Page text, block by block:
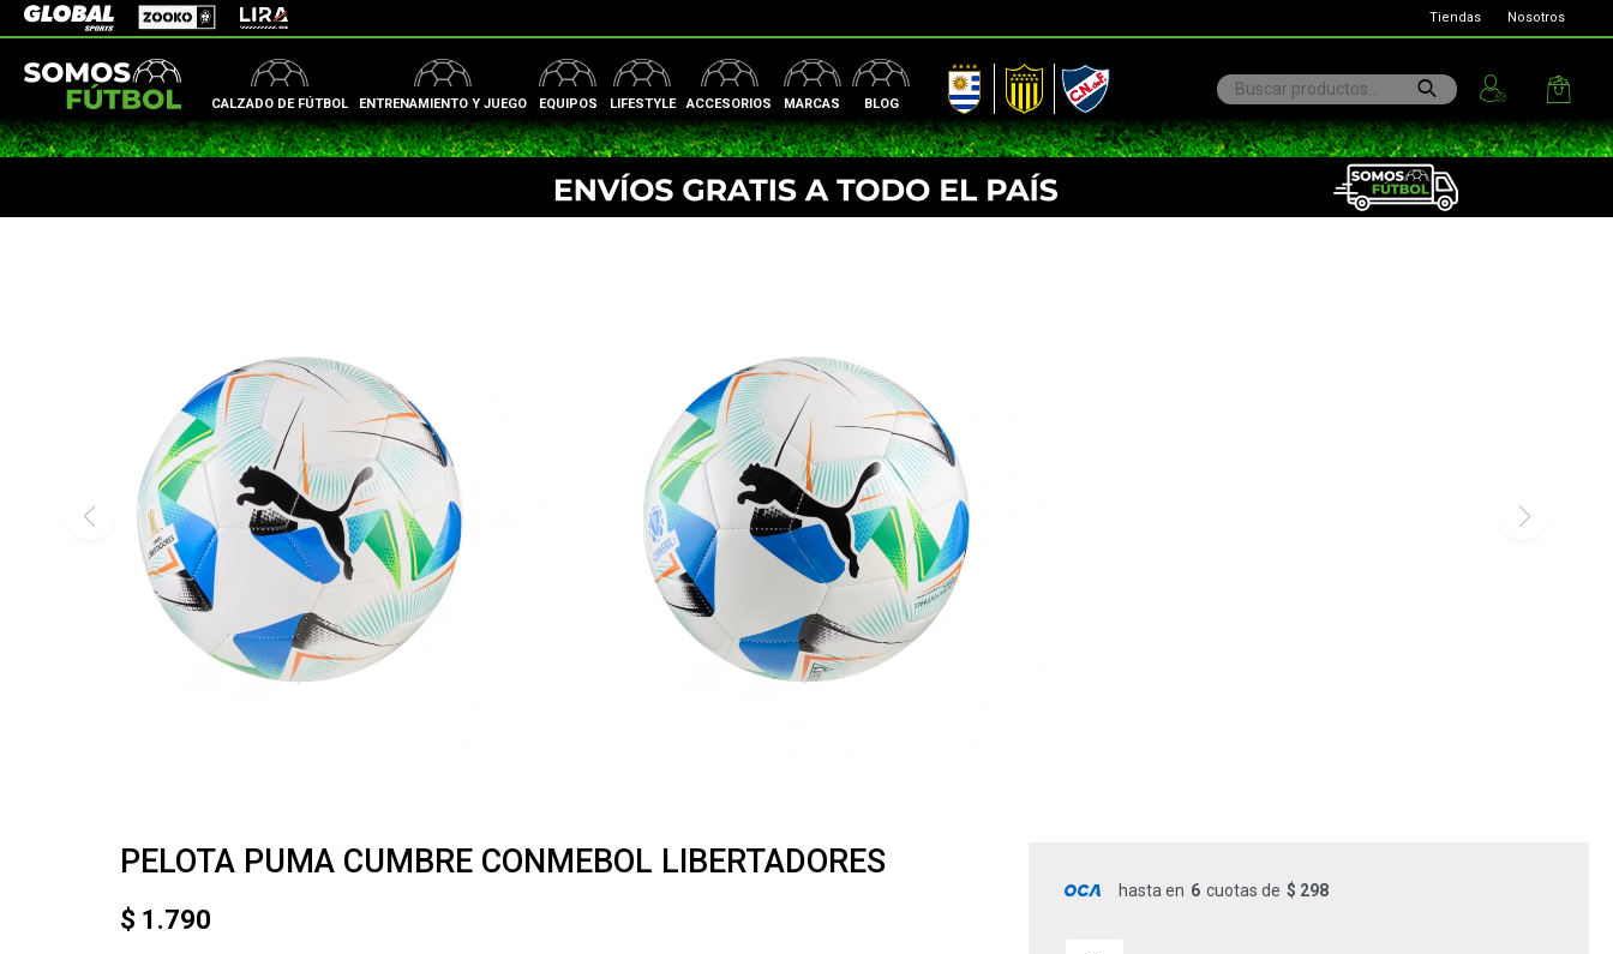
CALZADO DE FÚTBOL ENTRENAMIENTO Y JUEGO EQUIPOS LIFESTYLE ACCESORIOS MARCAS BLOG
AUF Peñarol Nacional
Global Sports Zooko Lira Tiendas Nosotros
PELOTA PUMA CUMBRE CONMEBOL LIBERTADORES
$ 1.790
hasta en 6 cuotas de $ 298